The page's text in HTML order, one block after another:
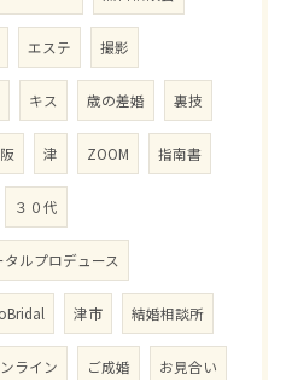
エステ 撮影
キス 歳の差婚 裏技
津 ZOOM 指南書
３０代
タルプロデュース
津市 結婚相談所
ライン ご成婚 お見合い